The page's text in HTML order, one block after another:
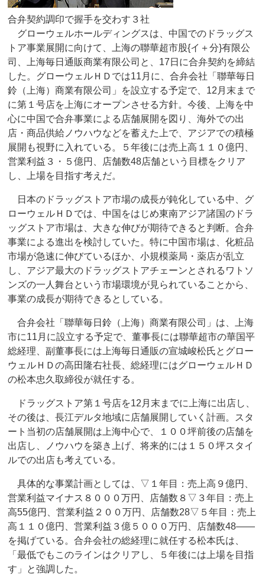
合弁契約調印で握手を交わす３社
グローウェルホールディングスは、中国でのドラッグス
トア事業展開に向けて、上海の聯華超市股{イ＋分}有限公
司、上海毎日通販商業有限公司と、17日に合弁契約を締結
した。グローウェルＨＤでは11月に、合弁会社「聯華毎日
鈴（上海）商業有限公司」を設立する予定で、12月末まで
に第１号店を上海にオープンさせる方針。今後、上海を中
心に中国で合弁事業による店舗展開を図り、海外での出
店・商品供給ノウハウなどを蓄えた上で、アジアでの積極
展開も視野に入れている。５年後には売上高１１０億円、
営業利益３・５億円、店舗数48店舗という目標をクリア
し、上場を目指す考えだ。
日本のドラッグストア市場の成長が鈍化している中、グ
ローウェルＨＤでは、中国をはじめ東南アジア諸国のドラ
ッグストア市場は、大きな伸びが期待できると判断。合弁
事業による進出を検討していた。特に中国市場は、化粧品
市場が急速に伸びているほか、小規模薬局・薬店が乱立
し、アジア最大のドラッグストアチェーンとされるワトソ
ンズの一人舞台という市場環境が見られていることから、
事業の成長が期待できるとしている。
合弁会社「聯華毎日鈴（上海）商業有限公司」は、上海
市に11月に設立する予定で、董事長には聯華超市の華国平
総経理、副董事長には上海毎日通販の宣城峻松氏とグロー
ウェルＨＤの高田隆右社長、総経理にはグローウェルＨＤ
の松本忠久取締役が就任する。
ドラッグストア第１号店を12月末までに上海に出店し、
その後は、長江デルタ地域に店舗展開していく計画。スタ
ート当初の店舗展開は上海中心で、１００坪前後の店舗を
出店し、ノウハウを築き上げ、将来的には１５０坪スタイ
ルでの出店も考えている。
具体的な事業計画としては、▽１年目：売上高９億円、
営業利益マイナス８０００万円、店舗数８▽３年目：売上
高55億円、営業利益２００万円、店舗数28▽５年目：売上
高１１０億円、営業利益３億５０００万円、店舗数48――
を掲げている。合弁会社の総経理に就任する松本氏は、
「最低でもこのラインはクリアし、５年後には上場を目指
す」と強調した。